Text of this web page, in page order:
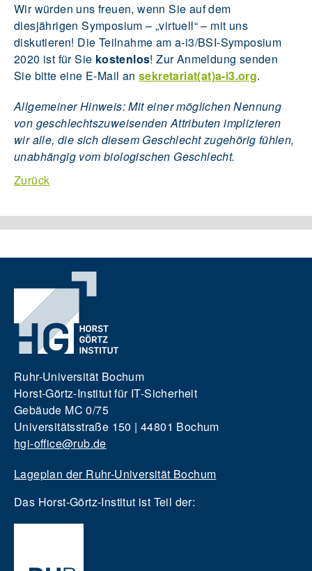
Wir würden uns freuen, wenn Sie auf dem
diesjährigen Symposium – „virtuell“ – mit uns
diskutieren! Die Teilnahme am a-i3/BSI-Symposium
2020 ist für Sie kostenlos! Zur Anmeldung senden
Sie bitte eine E-Mail an sekretariat(at)a-i3.org.
Allgemeiner Hinweis: Mit einer möglichen Nennung
von geschlechtszuweisenden Attributen implizieren
wir alle, die sich diesem Geschlecht zugehörig fühlen,
unabhängig vom biologischen Geschlecht.
Zurück
Ruhr-Universität Bochum
Horst-Görtz-Institut für IT-Sicherheit
Gebäude MC 0/75
Universitätsstraße 150 | 44801 Bochum
hgi-office@rub.de
Lageplan der Ruhr-Universität Bochum
Das Horst-Görtz-Institut ist Teil der: